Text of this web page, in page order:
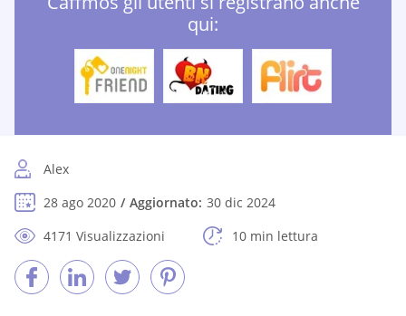
qui:
Alex
28 ago 2020
Aggiornato: 30 dic 2024
4171 Visualizzazioni
10 min lettura